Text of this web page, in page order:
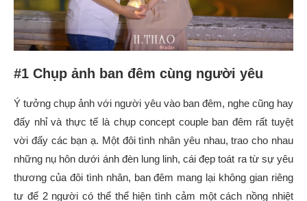
#1 Chụp ảnh ban đêm cùng người yêu
Ý tưởng chụp ảnh với người yêu vào ban đêm, nghe cũng hay
đấy nhỉ và thực tế là chụp concept couple ban đêm rất tuyệt
vời đấy các bạn ạ. Một đôi tình nhân yêu nhau, trao cho nhau
những nụ hôn dưới ánh đèn lung linh, cái đẹp toát ra từ sự yêu
thương của đôi tình nhân, ban đêm mang lại không gian riêng
tư để 2 người có thể thể hiện tình cảm một cách nồng nhiệt